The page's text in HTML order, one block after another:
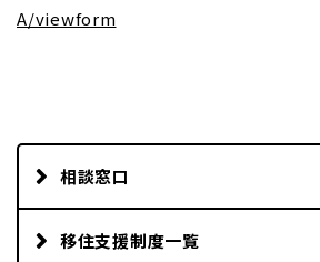
A/viewform
相談窓口
移住支援制度一覧